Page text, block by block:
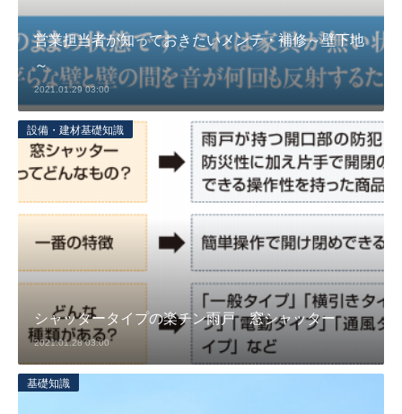
営業担当者が知っておきたいメンテ・補修～壁下地
～
2021.01.29 03:00
設備・建材基礎知識
シャッタータイプの楽チン雨戸 窓シャッター
2021.01.28 03:00
基礎知識